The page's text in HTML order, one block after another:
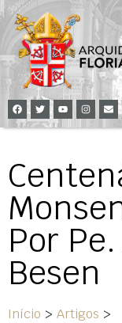
Por
Besen
Início > Artigos >